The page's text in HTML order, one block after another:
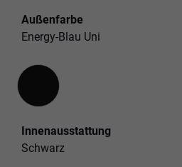
Außenfarbe
Energy-Blau Uni
Innenausstattung
Innenausstattung
Schwarz